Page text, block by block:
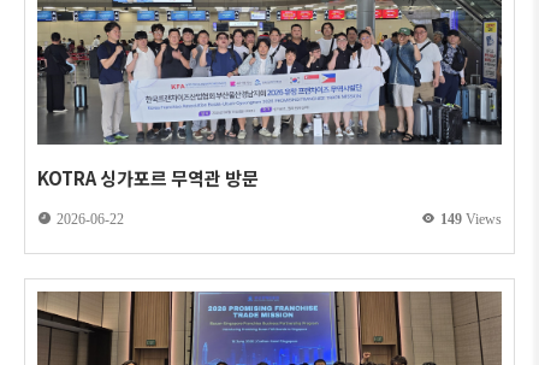
KOTRA 싱가포르 무역관 방문
2026-06-22 149 Views